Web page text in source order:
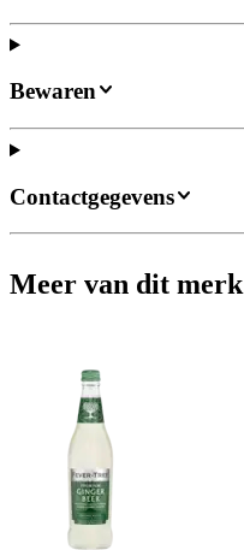
Bewaren
Contactgegevens
Meer van dit merk